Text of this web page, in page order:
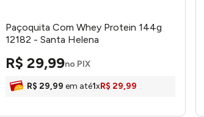
Paçoquita Com Whey Protein 144g
12182 - Santa Helena
R$ 29,99no PIX
R$ 29,99 em até1xR$ 29,99